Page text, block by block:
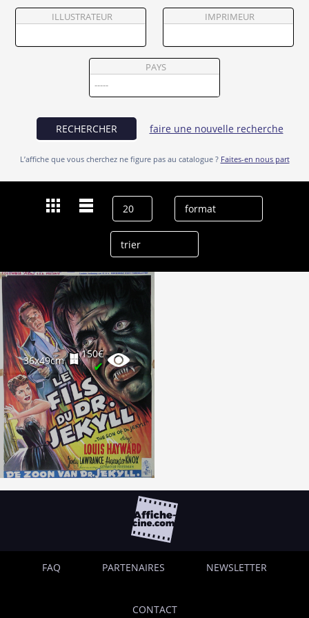
Vendre
ILLUSTRATEUR IMPRIMEUR
PAYS
RECHERCHER faire une nouvelle recherche
L’affiche que vous cherchez ne figure pas au catalogue ? Faites-en nous part
36x49cm
150€
✔
FAQ PARTENAIRES NEWSLETTER
CONTACT